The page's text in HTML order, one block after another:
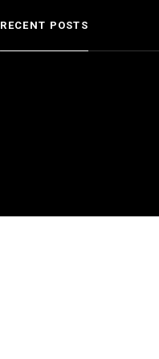
RECENT POSTS